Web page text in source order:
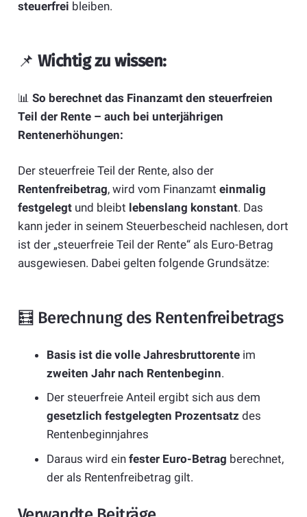
steuerfrei bleiben.
📌 Wichtig zu wissen:
📊 So berechnet das Finanzamt den steuerfreien
Teil der Rente – auch bei unterjährigen
Rentenerhöhungen:
Der steuerfreie Teil der Rente, also der
Rentenfreibetrag, wird vom Finanzamt einmalig
festgelegtund bleibt lebenslang konstant. Das
kann jeder in seinem Steuerbescheid nachlesen, dort
ist der „steuerfreie Teil der Rente“ als Euro-Betrag
ausgewiesen. Dabei gelten folgende Grundsätze:
🧮 Berechnung des Rentenfreibetrags
Basis ist die volle Jahresbruttorente im
zweiten Jahr nach Rentenbeginn.
Der steuerfreie Anteil ergibt sich aus dem
gesetzlich festgelegten Prozentsatz des
Rentenbeginnjahres
Daraus wird ein fester Euro-Betrag berechnet,
der als Rentenfreibetrag gilt.